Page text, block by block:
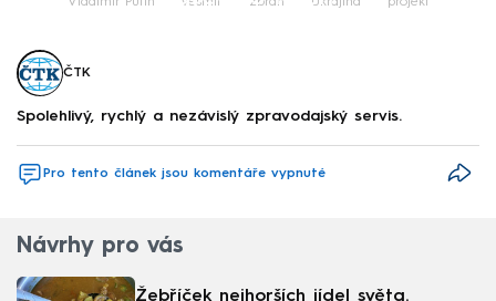
ČTK
Spolehlivý, rychlý a nezávislý zpravodajský servis.
Pro tento článek jsou komentáře vypnuté
Návrhy pro vás
Žebříček nejhorších jídel světa.